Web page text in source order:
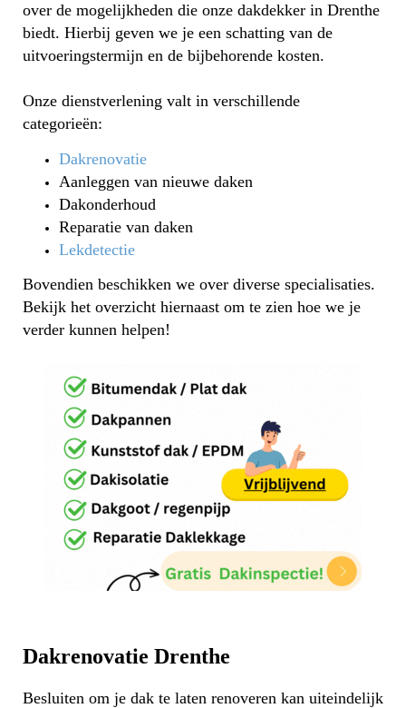
over de mogelijkheden die onze dakdekker in Drenthe
biedt. Hierbij geven we je een schatting van de
uitvoeringstermijn en de bijbehorende kosten.
Onze dienstverlening valt in verschillende
categorieën:
Dakrenovatie
Aanleggen van nieuwe daken
Dakonderhoud
Reparatie van daken
Lekdetectie
Bovendien beschikken we over diverse specialisaties.
Bekijk het overzicht hiernaast om te zien hoe we je
verder kunnen helpen!
Dakrenovatie Drenthe
Besluiten om je dak te laten renoveren kan uiteindelijk